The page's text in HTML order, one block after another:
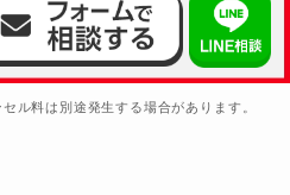
ル料は別途発生する場合があります。